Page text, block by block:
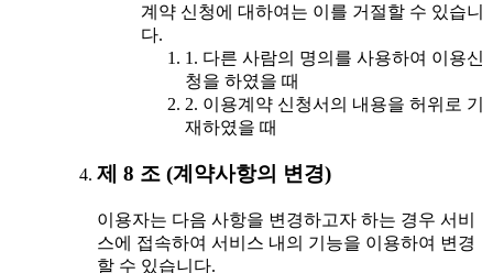
계약 신청에 대하여는 이를 거절할 수 있습니
다.
1. 다른 사람의 명의를 사용하여 이용신
청을 하였을 때
2. 이용계약 신청서의 내용을 허위로 기
재하였을 때
제 8 조 (계약사항의 변경)
이용자는 다음 사항을 변경하고자 하는 경우 서비
스에 접속하여 서비스 내의 기능을 이용하여 변경
할 수 있습니다.